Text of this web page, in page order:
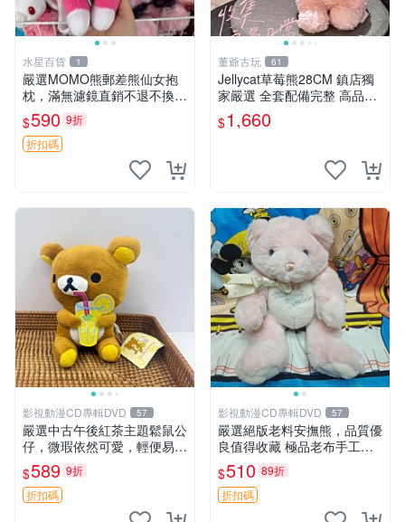
水星百貨 1
嚴選MOMO熊郵差熊仙女抱
枕，滿無濾鏡直銷不退不換
經典造型可愛必備 紅薯啵啵
間抱枕 抱枕 時尚
$590 9折
折扣碼
董爺古玩 61
Jellycat草莓熊28CM 鎮店獨
家嚴選 全套配備完整 高品質
收藏好物 紋章 玩具熊 定制熊
$1,660
影視動漫CD專輯DVD 57
嚴選中古午後紅茶主題鬆鼠公
仔，微瑕依然可愛，輕便易運
送 二手收藏推薦 工廠直營 快
遞到府 中古 玩偶 公仔
$589 9折
折扣碼
影視動漫CD專輯DVD 57
嚴選絕版老料安撫熊，品質優
良值得收藏 極品老布手工安
撫搖鈴玩具，適合哄睡寶貝
超柔老料搖鈴熊，專為孩子設
計的安心伴護 推薦絕版老布
製工藝搖鈴熊，可當作童
$510 89折
折扣碼